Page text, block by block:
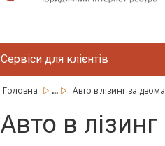
Сервіси для клієнтів
Головна ... Авто в лізинг за
Авто в